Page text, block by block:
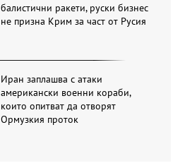
балистични ракети, руски бизнес
не призна Крим за част от Русия
Иран заплашва с атаки
американски военни кораби,
които опитват да отворят
Ормузкия проток